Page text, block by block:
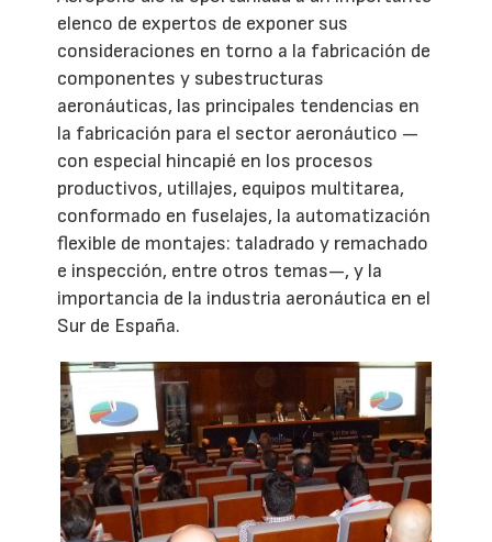
elenco de expertos de exponer sus
consideraciones en torno a la fabricación de
componentes y subestructuras
aeronáuticas, las principales tendencias en
la fabricación para el sector aeronáutico —
con especial hincapié en los procesos
productivos, utillajes, equipos multitarea,
conformado en fuselajes, la automatización
flexible de montajes: taladrado y remachado
e inspección, entre otros temas—, y la
importancia de la industria aeronáutica en el
Sur de España.